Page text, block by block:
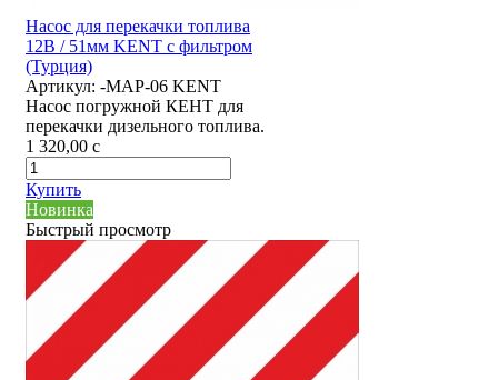
Насос для перекачки топлива
12В / 51мм KENT с фильтром
(Турция)
Артикул: -MAP-06 KENT
Насос погружной КЕНТ для
перекачки дизельного топлива.
1 320,00 c
Купить
Новинка
Быстрый просмотр